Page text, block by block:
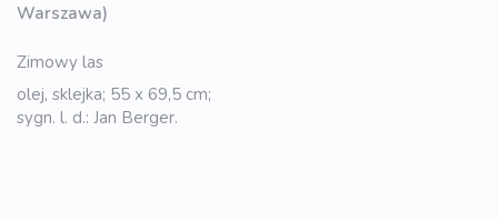
Warszawa)
Zimowy las
olej, sklejka; 55 x 69,5 cm;
sygn. l. d.: Jan Berger.